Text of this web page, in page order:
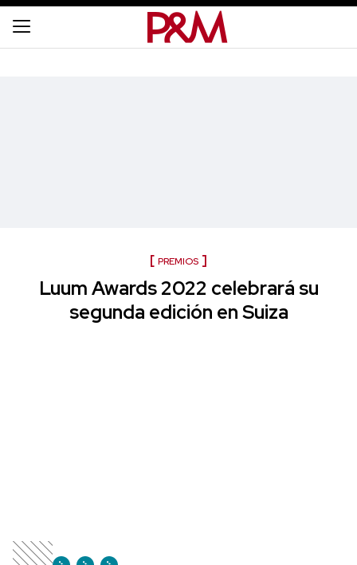
PREMIOS
Luum Awards 2022 celebrará su
segunda edición en Suiza